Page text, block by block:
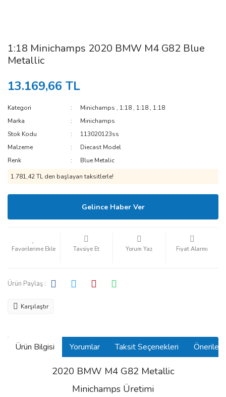
1:18 Minichamps 2020 BMW M4 G82 Blue
Metallic
13.169,66 TL
Kategori Minichamps , 1:18 , 1:18 , 1:18
Marka
Minichamps
Stok Kodu
113020123ss
Malzeme
Diecast Model
Renk
Blue Metalic
1.781,42 TL den başlayan taksitlerle!
Gelince Haber Ver
Tavsiye Et Yorum Yaz Fiyat Alarmı
Ürün Paylaş :
Karşılaştır
Ürün Bilgisi Yorumlar Taksit Seçenekleri
2020 BMW M4 G82 Metallic
Minichamps Üretimi